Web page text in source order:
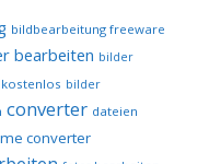
bildbearbeitung freeware
bearbeiten bilder
bilder
converter dateien
converter